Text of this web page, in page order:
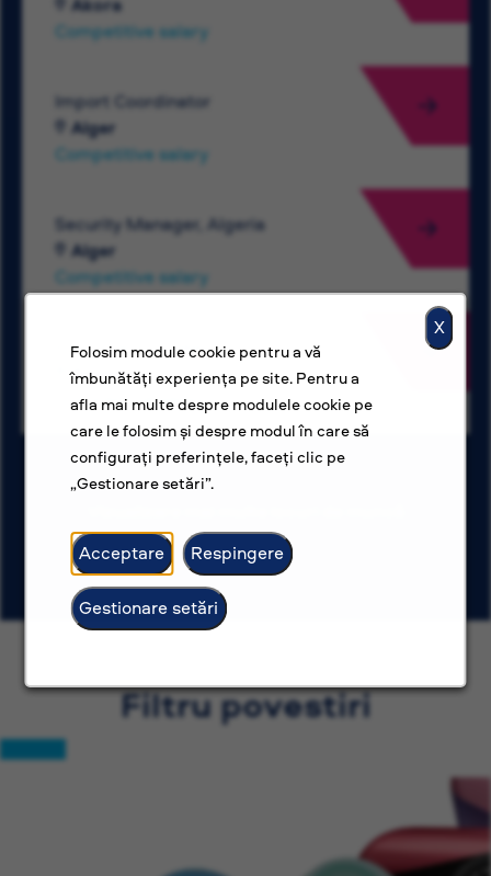
X
Folosim module cookie pentru a vă
îmbunătăți experiența pe site. Pentru a
afla mai multe despre modulele cookie pe
care le folosim și despre modul în care să
configurați preferințele, faceți clic pe
„Gestionare setări”.
Acceptare Respingere
Gestionare setări
Competitive salary
Import Coordinator
Alger
Competitive salary
Security Manager, Algeria
Alger
Competitive salary
Electrical Engineer
Amman
Competitive salary
Filtru povestiri